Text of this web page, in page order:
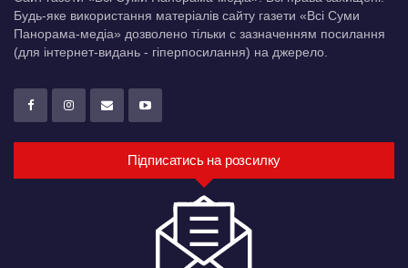
Будь-яке використання матеріалів сайту газети «Всі Суми
Панорама-медіа» дозволено тільки c зазначенням посилання
(для інтернет-видань - гіперпосилання) на джерело.
Підписатись на розсилку